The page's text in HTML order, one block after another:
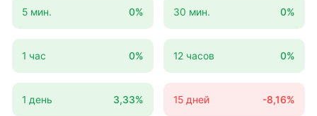
5 мин. 0% 30 мин. 0%
1 час 0% 12 часов 0%
1 день 3,33% 15 дней -8,16%